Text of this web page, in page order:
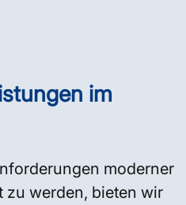
im
moderner
zu werden, bieten wir